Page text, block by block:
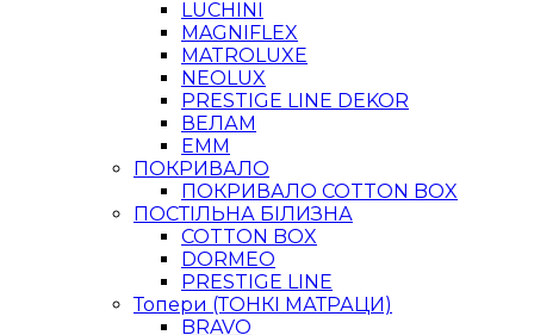
LUCHINI
MAGNIFLEX
MATROLUXE
NEOLUX
PRESTIGE LINE DEKOR
ВЕЛАМ
ЕММ
ПОКРИВАЛО
ПОКРИВАЛО COTTON BOX
ПОСТІЛЬНА БІЛИЗНА
COTTON BOX
DORMEO
PRESTIGE LINE
Топери (ТОНКІ МАТРАЦИ)
BRAVO